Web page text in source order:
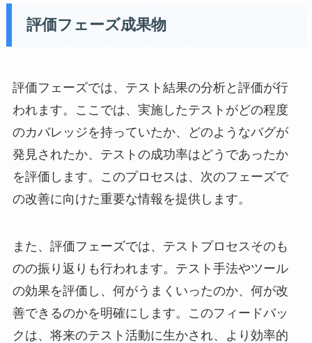
評価フェーズ成果物
評価フェーズでは、テスト結果の分析と評価が行
われます。ここでは、実施したテストがどの程度
のカバレッジを持っていたか、どのようなバグが
発見されたか、テストの成功率はどうであったか
を評価します。このプロセスは、次のフェーズで
の改善に向けた重要な情報を提供します。
また、評価フェーズでは、テストプロセスそのも
のの振り返りも行われます。テスト手法やツール
の効果を評価し、何がうまくいったのか、何が改
善できるのかを明確にします。このフィードバッ
クは、将来のテスト活動に生かされ、より効率的